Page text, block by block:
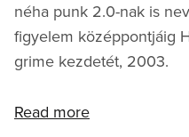
néha punk 2.0-nak is
figyelem középpontjáig
grime kezdetét, 2003.
Read more